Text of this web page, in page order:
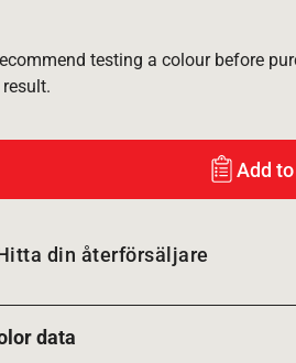
testing a colour before
Add
din återförsäljare
data